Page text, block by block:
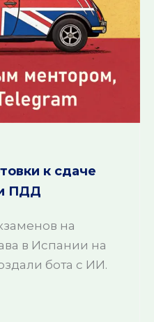
к сдаче
ПДД
на
в Испании на
бота с ИИ.